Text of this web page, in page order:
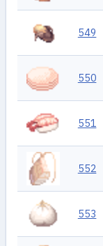
549
550
551
552
553